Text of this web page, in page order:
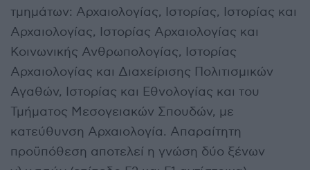
τμημάτων: Αρχαιολογίας, Ιστορίας, Ιστορίας και
Αρχαιολογίας, Ιστορίας Αρχαιολογίας και
Κοινωνικής Ανθρωπολογίας, Ιστορίας
Αρχαιολογίας και Διαχείρισης Πολιτισμικών
Αγαθών, Ιστορίας και Εθνολογίας και του
Τμήματος Μεσογειακών Σπουδών, με
κατεύθυνση Αρχαιολογία. Απαραίτητη
προϋπόθεση αποτελεί η γνώση δύο ξένων